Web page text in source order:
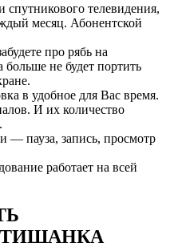
спутникового телевидения,
месяц. Абонентской
про рябь на
больше не будет портить
в удобное для Вас время.
И их количество
— пауза, запись, просмотр
работает на всей
ТИШАНКА